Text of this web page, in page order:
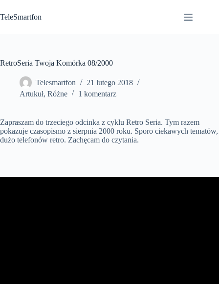
do
treści
TeleSmartfon
RetroSeria Twoja Komórka 08/2000
Telesmartfon
21 lutego 2018
Artukuł, Różne 1 komentarz
Zapraszam do trzeciego odcinka z cyklu Retro Seria. Tym razem
pokazuje czasopismo z sierpnia 2000 roku. Sporo ciekawych tematów,
dużo telefonów retro. Zachęcam do czytania.